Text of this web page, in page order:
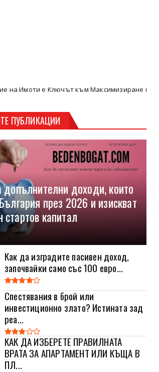
към Максимизиране на Пасивните Доходи
ПУБЛИКАЦИИ
допълнителни доходи, които
през 2026 и изискват
капитал
Как да изградите пасивен доход,
започвайки само със 100 евро...
Спестявания в брой или
инвестиционно злато? Истината зад
реа...
КАК ДА ИЗБЕРЕТЕ ПРАВИЛНАТА
ВРАТА ЗА АПАРТАМЕНТ ИЛИ КЪЩА В
ПЛ...